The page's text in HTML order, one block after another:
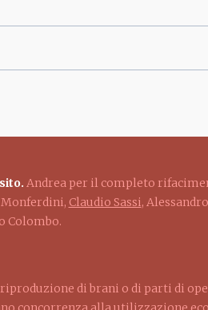
Andrea per il completo
Claudio Sassi,
Colombo.
di brani o di parti di